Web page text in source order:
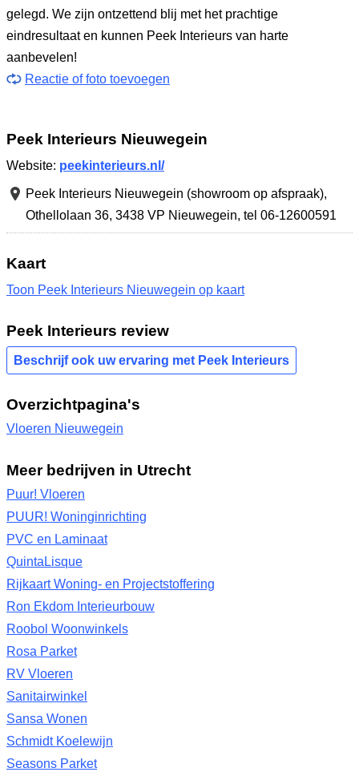
gelegd. We zijn ontzettend blij met het prachtige
eindresultaat en kunnen Peek Interieurs van harte
aanbevelen!
Reactie of foto toevoegen
Peek Interieurs Nieuwegein
Website: peekinterieurs.nl/
Peek Interieurs Nieuwegein (showroom op afspraak),
Othellolaan 36, 3438 VP Nieuwegein, tel 06-12600591
Kaart
Toon Peek Interieurs Nieuwegein op kaart
Peek Interieurs review
Beschrijf ook uw ervaring met Peek Interieurs
Overzichtpagina's
Vloeren Nieuwegein
Meer bedrijven in Utrecht
Puur! Vloeren
PUUR! Woninginrichting
PVC en Laminaat
QuintaLisque
Rijkaart Woning- en Projectstoffering
Ron Ekdom Interieurbouw
Roobol Woonwinkels
Rosa Parket
RV Vloeren
Sanitairwinkel
Sansa Wonen
Schmidt Koelewijn
Seasons Parket